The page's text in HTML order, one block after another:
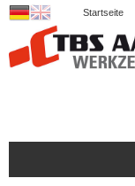
Startseite